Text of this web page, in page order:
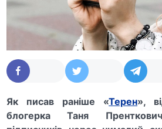
Як писав раніше «Терен»,
блогерка Таня